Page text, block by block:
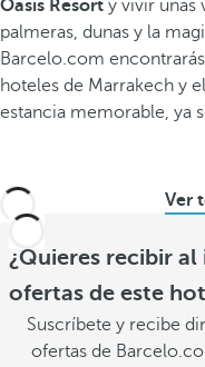
Oasis Resort y vivir unas
palmeras, dunas y la
Barcelo.com
hoteles de Marrakech y
estancia memorable, ya
Ver
¿Quieres recibir
ofertas de este
Suscríbete y recibe
ofertas de